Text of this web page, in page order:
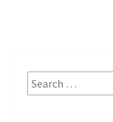
Search
for: